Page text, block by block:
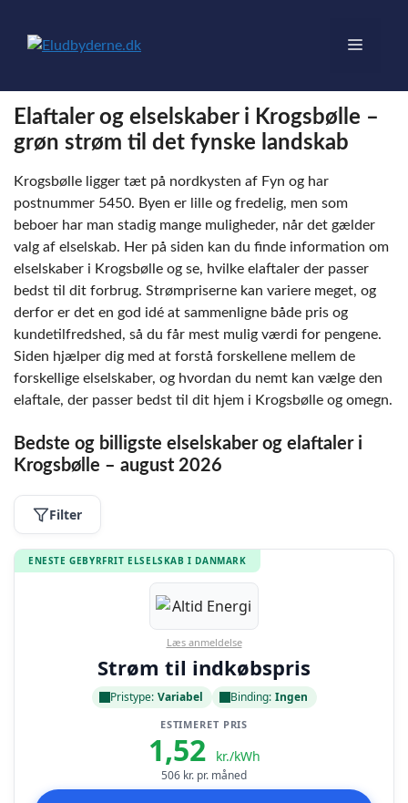
indhold
Menu
Elaftaler og elselskaber i Krogsbølle –
grøn strøm til det fynske landskab
Krogsbølle ligger tæt på nordkysten af Fyn og har
postnummer 5450. Byen er lille og fredelig, men som
beboer har man stadig mange muligheder, når det gælder
valg af elselskab. Her på siden kan du finde information om
elselskaber i Krogsbølle og se, hvilke elaftaler der passer
bedst til dit forbrug. Strømpriserne kan variere meget, og
derfor er det en god idé at sammenligne både pris og
kundetilfredshed, så du får mest mulig værdi for pengene.
Siden hjælper dig med at forstå forskellene mellem de
forskellige elselskaber, og hvordan du nemt kan vælge den
elaftale, der passer bedst til dit hjem i Krogsbølle og omegn.
Bedste og billigste elselskaber og elaftaler i
Krogsbølle – august 2026
Filter
ENESTE GEBYRFRIT ELSELSKAB I DANMARK
Læs anmeldelse
Strøm til indkøbspris
Pristype: Variabel Binding: Ingen
ESTIMERET PRIS
1,52 kr./kWh
506 kr. pr. måned